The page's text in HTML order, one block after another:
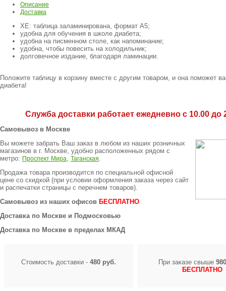
Описание
Доставка
ХЕ: таблица заламинирована, формат А5;
удобна для обучения в школе диабета;
удобна на писменном столе, как напоминание;
удобна, чтобы повесить на холодильник;
долговечное издание, благодаря ламинации.
Положите таблицу в корзину вместе с другим товаром, и она поможет
диабета!
Служба доставки работает ежедневно с 10.00 до
Самовывоз в Москве
Вы можете забрать Ваш заказ в любом из наших розничных
магазинов в г. Москве, удобно расположенных рядом с
метро: Проспект Мира, Таганская.
Продажа товара производится по специальной офисной
цене со скидкой (при условии оформления заказа через сайт
и распечатки страницы с перечнем товаров).
Самовывоз из наших офисов БЕСПЛАТНО
Доставка по Москве и Подмосковью
Доставка по Москве в пределах МКАД
Стоимость доставки - 480 руб. При заказе свыше
БЕСПЛАТНО